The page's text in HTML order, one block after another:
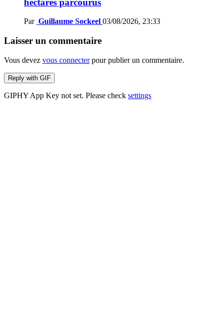
Par Guillaume Sockeel 03/08/2026, 23:33
Laisser un commentaire
Vous devez vous connecterpour publier un commentaire.
Reply with GIF
GIPHY App Key not set. Please check settings